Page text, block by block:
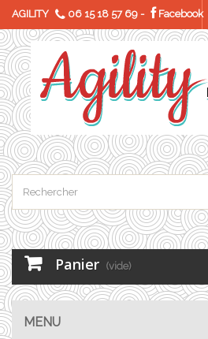
AGILITY 06 15 18 57 69 - Facebook
Panier (vide)
MENU